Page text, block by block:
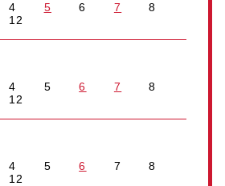
4 5 6 7
8
12
4 5 6 7
8
12
4 5 6 7
8
12